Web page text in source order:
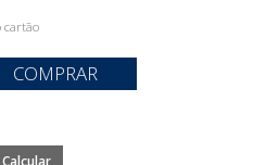
cartão
COMPRAR